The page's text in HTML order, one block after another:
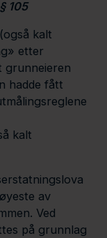
105
kalt
etter
grunneieren
hadde fått
kalt
av
Ved
på grunnlag